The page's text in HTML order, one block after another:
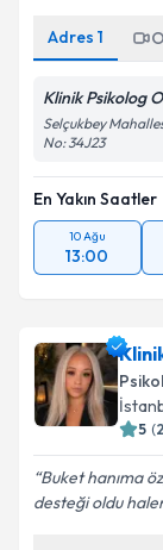
Adres 1
Klinik Psikolog
Selçukbey
No: 34J23
En Yakın Saatler
10 Ağu
13:00
5 (
Buket hanıma
desteği oldu